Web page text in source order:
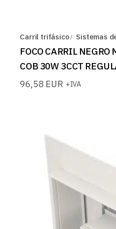
Carril trifásico Sistemas
FOCO CARRIL
COB 30W 3CCT
96,58 EUR +IVA